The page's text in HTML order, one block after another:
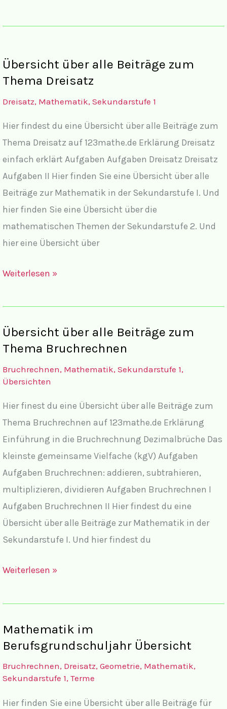
alle
zum
Thema
123mathe.de
Übersicht über alle Beiträge zum
Thema Dreisatz
Dreisatz, Mathematik, Sekundarstufe 1
Hier findest du eine Übersicht über alle Beiträge zum
Thema Dreisatz auf 123mathe.de Erklärung Dreisatz
einfach erklärt Aufgaben Aufgaben Dreisatz Dreisatz
Aufgaben II Hier finden Sie eine Übersicht über alle
Beiträge zur Mathematik in der Sekundarstufe I. Und
hier finden Sie eine Übersicht über die
mathematischen Themen der Sekundarstufe 2. Und
hier eine Übersicht über
Übersicht
alle
Beiträge
zum
Dreisatz
Weiterlesen »
Übersicht über alle Beiträge zum
Thema Bruchrechnen
Bruchrechnen, Mathematik, Sekundarstufe 1,
Übersichten
Hier finest du eine Übersicht über alle Beiträge zum
Thema Bruchrechnen auf 123mathe.de Erklärung
Einführung in die Bruchrechnung Dezimalbrüche Das
kleinste gemeinsame Vielfache (kgV) Aufgaben
Aufgaben Bruchrechnen: addieren, subtrahieren,
multiplizieren, dividieren Aufgaben Bruchrechnen I
Aufgaben Bruchrechnen II Hier findest du eine
Übersicht über alle Beiträge zur Mathematik in der
Sekundarstufe I. Und hier findest du
Übersicht
alle
zum
Thema
Bruchrechnen
Weiterlesen »
Mathematik im
Berufsgrundschuljahr Übersicht
Bruchrechnen, Dreisatz, Geometrie, Mathematik,
Sekundarstufe 1, Terme
Hier finden Sie eine Übersicht über alle Beiträge für